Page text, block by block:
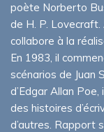
poète Norberto
de H. P. Lovecraft.
collabore à la
En 1983, il
scénarios de Juan
d’Edgar Allan
des histoires
d’autres. Rapport